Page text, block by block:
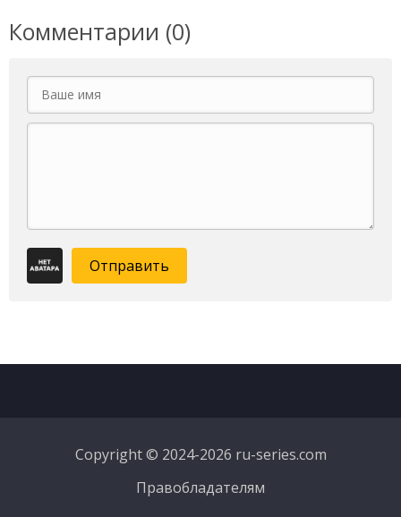
Комментарии (0)
Отправить
Copyright © 2024-2026 ru-series.com
Правобладателям